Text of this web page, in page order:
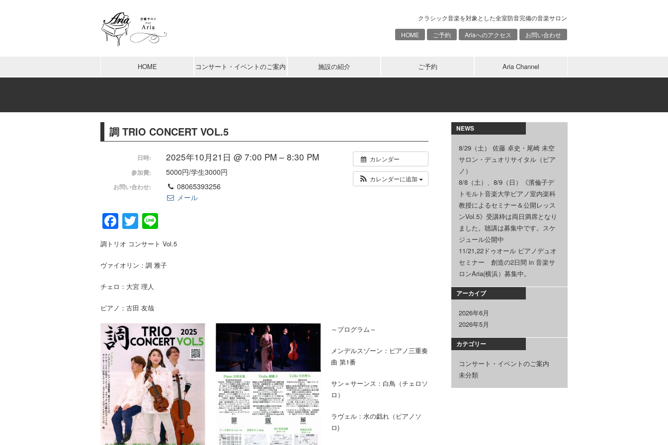
クラシック音楽を対象とした全室防音完備の音楽サロン
HOME
ご予約 Ariaへのアクセス お問い合わせ
HOME コンサート・イベントのご案内 施設の紹介 ご予約 Aria Channel
調 TRIO CONCERT VOL.5
カレンダー
カレンダーに追加
日時: 2025年10月21日 @ 7:00 PM – 8:30 PM
参加費: 5000円/学生3000円
お問い合わせ:
08065393256
メール
Facebook
Twitter
調トリオ コンサート Vol.5
ヴァイオリン：調 雅子
チェロ：大宮 理人
ピアノ：古田 友哉
～プログラム～
メンデルスゾーン：ピアノ三重奏
曲 第1番
サン＝サーンス：白鳥（チェロソ
ロ）
ラヴェル：水の戯れ（ピアノソ
ロ)
NEWS
8/29（土） 佐藤 卓史・尾崎 未空
サロン・デュオリサイタル（ピア
ノ）
8/8（土）、8/9（日）《濱倫子デ
トモルト音楽大学ピアノ室内楽科
教授によるセミナー＆公開レッス
ンVol.5》受講枠は両日満席となり
ました。聴講は募集中です。スケ
ジュール公開中
11/21,22ドゥオール ピアノデュオ
セミナー 創造の2日間 in 音楽サ
ロンAria(横浜）募集中。
アーカイブ
2026年6月
2026年5月
カテゴリー
コンサート・イベントのご案内
未分類